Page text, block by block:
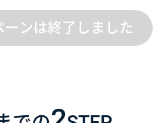
ーンは終了しました